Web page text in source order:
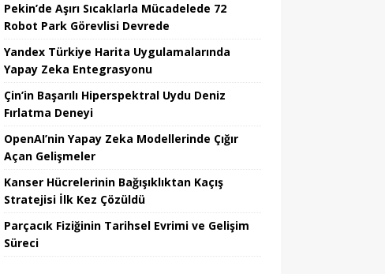
Pekin’de Aşırı Sıcaklarla Mücadelede 72
Robot Park Görevlisi Devrede
Yandex Türkiye Harita Uygulamalarında
Yapay Zeka Entegrasyonu
Çin’in Başarılı Hiperspektral Uydu Deniz
Fırlatma Deneyi
OpenAI’nin Yapay Zeka Modellerinde Çığır
Açan Gelişmeler
Kanser Hücrelerinin Bağışıklıktan Kaçış
Stratejisi İlk Kez Çözüldü
Parçacık Fiziğinin Tarihsel Evrimi ve Gelişim
Süreci